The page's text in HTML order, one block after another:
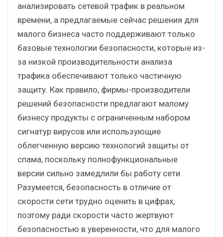
анализировать сетевой трафик в реальном
времени, а предлагаемые сейчас решения для
малого бизнеса часто поддерживают только
базовые технологии безопасности, которые из-
за низкой производительности анализа
трафика обеспечивают только частичную
защиту. Как правило, фирмы-производители
решений безопасности предлагают малому
бизнесу продукты с ограниченным набором
сигнатур вирусов или использующие
облегченную версию технологий защиты от
спама, поскольку полнофункциональные
версии сильно замедлили бы работу сети.
Разумеется, безопасность в отличие от
скорости сети трудно оценить в цифрах,
поэтому ради скорости часто жертвуют
безопасностью в уверенности, что для малого